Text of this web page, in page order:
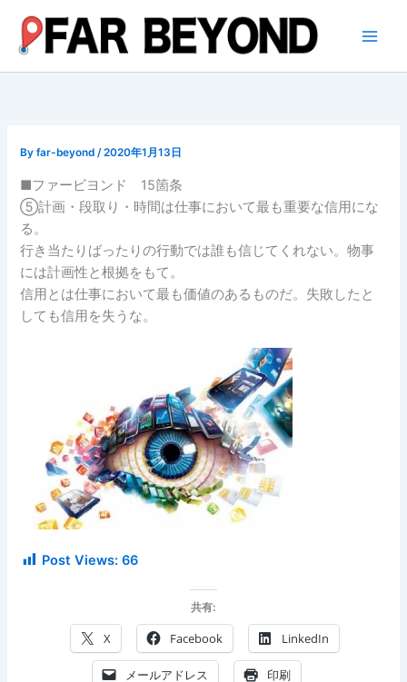
ス
Byfar-beyond/2020年1月13日
■ファービヨンド 15箇条
⑤計画・段取り・時間は仕事において最も重要な信用にな
る。
行き当たりばったりの行動では誰も信じてくれない。物事
には計画性と根拠をもて。
信用とは仕事において最も価値のあるものだ。失敗したと
しても信用を失うな。
Post Views: 66
共有:
X Facebook LinkedIn
メールアドレス 印刷